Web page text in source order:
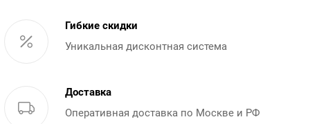
Гибкие скидки
Уникальная дисконтная система
Доставка
Оперативная доставка по Москве и РФ